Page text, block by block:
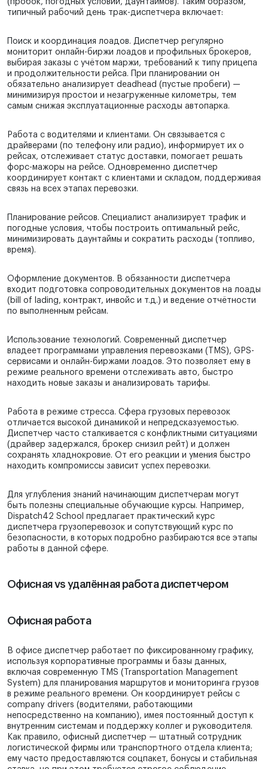
(пробок, погодных условий, даунтаймов). Таким образом,
типичный рабочий день трак-диспетчера включает:
Поиск и координация лоадов. Диспетчер регулярно
мониторит онлайн-биржи лоадов и профильных брокеров,
выбирая заказы с учётом маржи, требований к типу прицепа
и продолжительности рейса. При планировании он
обязательно анализирует deadhead (пустые пробеги) —
минимизируя простои и незагруженные километры, тем
самым снижая эксплуатационные расходы автопарка.
Работа с водителями и клиентами. Он связывается с
драйверами (по телефону или радио), информирует их о
рейсах, отслеживает статус доставки, помогает решать
форс-мажоры на рейсе. Одновременно диспетчер
координирует контакт с клиентами и складом, поддерживая
связь на всех этапах перевозки.
Планирование рейсов. Специалист анализирует трафик и
погодные условия, чтобы построить оптимальный рейс,
минимизировать даунтаймы и сократить расходы (топливо,
время).
Оформление документов. В обязанности диспетчера
входит подготовка сопроводительных документов на лоады
(bill of lading, контракт, инвойс и т.д.) и ведение отчётности
по выполненным рейсам.
Использование технологий. Современный диспетчер
владеет программами управления перевозками (TMS), GPS-
сервисами и онлайн-биржами лоадов. Это позволяет ему в
режиме реального времени отслеживать авто, быстро
находить новые заказы и анализировать тарифы.
Работа в режиме стресса. Сфера грузовых перевозок
отличается высокой динамикой и непредсказуемостью.
Диспетчер часто сталкивается с конфликтными ситуациями
(драйвер задержался, брокер снизил рейт) и должен
сохранять хладнокровие. От его реакции и умения быстро
находить компромиссы зависит успех перевозки.
Для углубления знаний начинающим диспетчерам могут
быть полезны специальные обучающие курсы. Например,
Dispatch42 School предлагает практический курс
диспетчера грузоперевозок и сопутствующий курс по
безопасности, в которых подробно разбираются все этапы
работы в данной сфере.
Офисная vs удалённая работа диспетчером
Офисная работа
В офисе диспетчер работает по фиксированному графику,
используя корпоративные программы и базы данных,
включая современную TMS (Transportation Management
System) для планирования маршрутов и мониторинга грузов
в режиме реального времени. Он координирует рейсы с
company drivers (водителями, работающими
непосредственно на компанию), имея постоянный доступ к
внутренним системам и поддержку коллег и руководителя.
Как правило, офисный диспетчер — штатный сотрудник
логистической фирмы или транспортного отдела клиента;
ему часто предоставляются соцпакет, бонусы и стабильная